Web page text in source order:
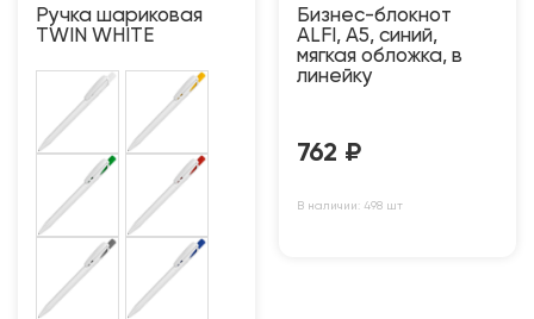
Ручка шариковая
TWIN WHITE
Бизнес-блокнот
ALFI, A5, синий,
мягкая обложка, в
линейку
762 ₽
В наличии: 498 шт